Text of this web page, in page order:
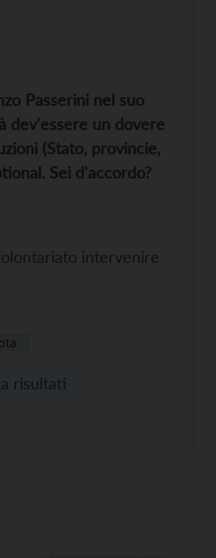
Passerini nel suo
dev'essere un dovere
(Stato, provincie,
Sei d'accordo?
intervenire
risultati